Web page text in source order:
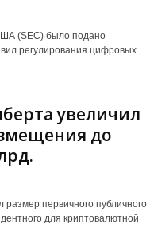
(SEC) было подано
регулирования цифровых
увеличил
до
первичного публичного
для криптовалютной